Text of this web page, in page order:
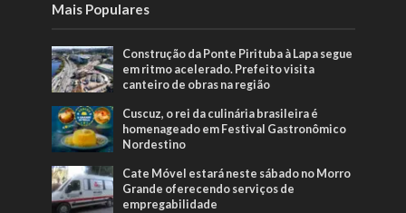
Mais Populares
Construção da Ponte Pirituba à Lapa segue
em ritmo acelerado. Prefeito visita
canteiro de obras na região
Cuscuz, o rei da culinária brasileira é
homenageado em Festival Gastronômico
Nordestino
Cate Móvel estará neste sábado no Morro
Grande oferecendo serviços de
empregabilidade